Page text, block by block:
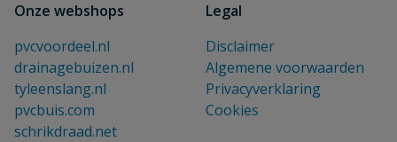
Onze webshops
pvcvoordeel.nl
drainagebuizen.nl
tyleenslang.nl
pvcbuis.com
schrikdraad.net
Legal
Disclaimer
Algemene voorwaarden
Privacyverklaring
Cookies